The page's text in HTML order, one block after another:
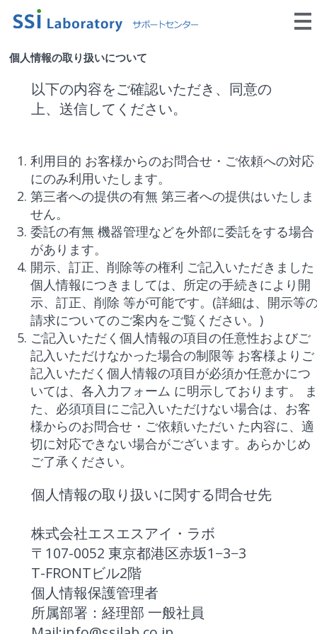
個人情報の取り扱いについて
以下の内容をご確認いただき、同意の
上、送信してください。
利用目的 お客様からのお問合せ・ご依頼への対応
にのみ利用いたします。
第三者への提供の有無 第三者への提供はいたしま
せん。
委託の有無 機器管理などを外部に委託をする場合
があります。
開示、訂正、削除等の権利 ご記入いただきました
個人情報につきましては、所定の手続きにより開
示、訂正、削除 等が可能です。(詳細は、開示等
請求についてのご案内をご覧ください。)
ご記入いただく個人情報の項目の任意性およびご
記入いただけなかった場合の制限等 お客様よりご
記入いただく個人情報の項目が必須か任意かにつ
いては、各入力フォーム に明示しております。
た、必須項目にご記入いただけない場合は、お客
様からのお問合せ・ご依頼いただい た内容に、適
切に対応できない場合がございます。あらかじめ
ご了承ください。
個人情報の取り扱いに関する問合せ先
株式会社エスエスアイ・ラボ
〒107-0052 東京都港区赤坂1−3−3
T-FRONTビル2階
個人情報保護管理者
所属部署：経理部 一般社員